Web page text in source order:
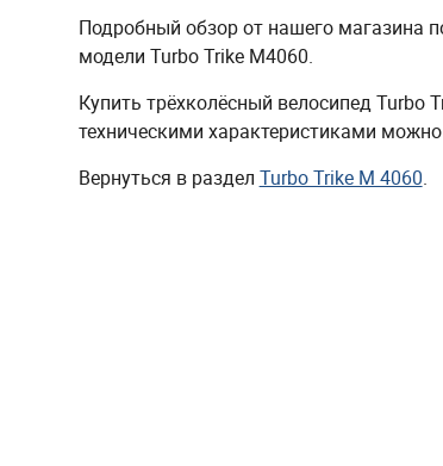
Подробный обзор от нашего магазина
модели Turbo Trike M4060.
Купить трёхколёсный велосипед
техническими характеристиками
Вернуться в раздел Turbo Trike M 4060.